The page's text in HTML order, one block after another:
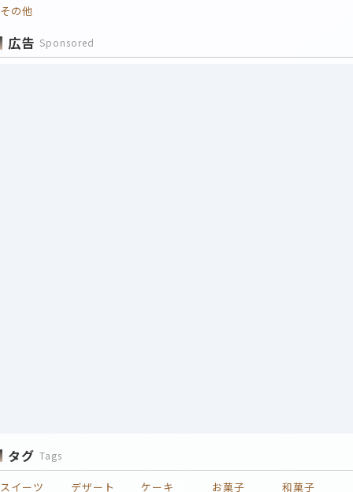
その他
広告 Sponsored
タグ Tags
スイーツ デザート ケーキ お菓子
和菓子